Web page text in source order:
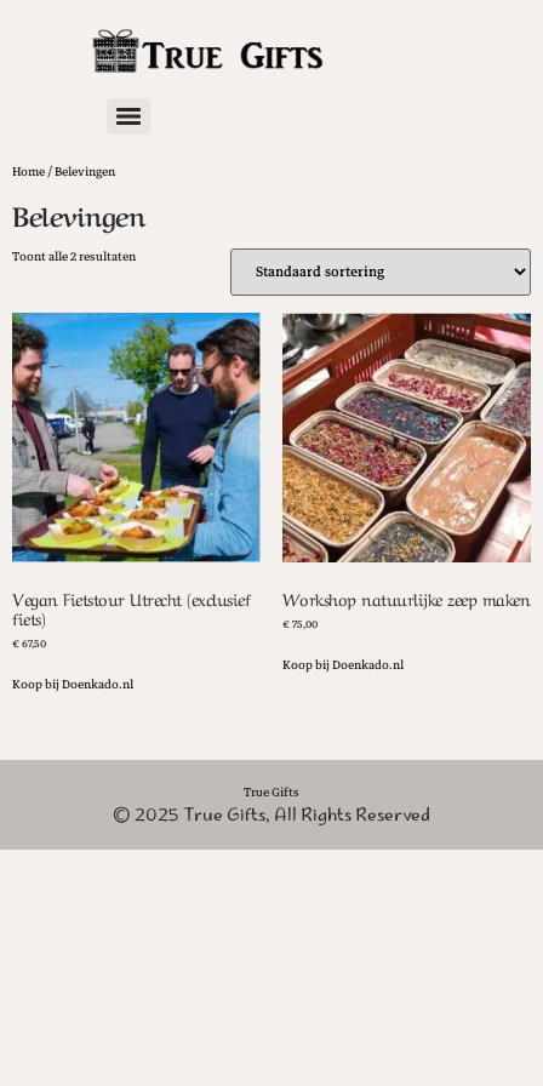
Home/ Belevingen
Belevingen
Toont alle 2 resultaten
Vegan Fietstour Utrecht (exclusief
fiets)
€67,50
Koop bij Doenkado.nl
Workshop natuurlijke zeep maken
€75,00
Koop bij Doenkado.nl
True Gifts
© 2025 True Gifts, All Rights Reserved